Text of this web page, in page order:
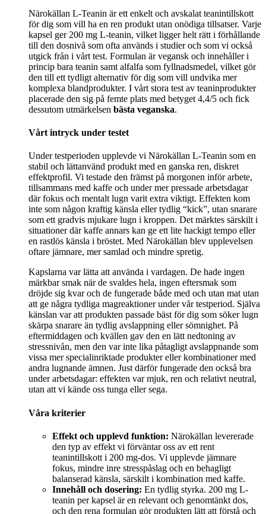
Närokällan L-Teanin är ett enkelt och avskalat teanintillskott
för dig som vill ha en ren produkt utan onödiga tillsatser. Varje
kapsel ger 200 mg L-teanin, vilket ligger helt rätt i förhållande
till den dosnivå som ofta används i studier och som vi också
utgick från i vårt test. Formulan är vegansk och innehåller i
princip bara teanin samt alfalfa som fyllnadsmedel, vilket gör
den till ett tydligt alternativ för dig som vill undvika mer
komplexa blandprodukter. I vårt stora test av teaninprodukter
placerade den sig på femte plats med betyget 4,4/5 och fick
dessutom utmärkelsen bästa veganska.
Vårt intryck under testet
Under testperioden upplevde vi Närokällan L-Teanin som en
stabil och lättanvänd produkt med en ganska ren, diskret
effektprofil. Vi testade den främst på morgonen inför arbete,
tillsammans med kaffe och under mer pressade arbetsdagar
där fokus och mentalt lugn varit extra viktigt. Effekten kom
inte som någon kraftig känsla eller tydlig “kick”, utan snarare
som ett gradvis mjukare lugn i kroppen. Det märktes särskilt i
situationer där kaffe annars kan ge ett lite hackigt tempo eller
en rastlös känsla i bröstet. Med Närokällan blev upplevelsen
oftare jämnare, mer samlad och mindre spretig.
Kapslarna var lätta att använda i vardagen. De hade ingen
märkbar smak när de svaldes hela, ingen eftersmak som
dröjde sig kvar och de fungerade både med och utan mat utan
att ge några tydliga magreaktioner under vår testperiod. Själva
känslan var att produkten passade bäst för dig som söker lugn
skärpa snarare än tydlig avslappning eller sömnighet. På
eftermiddagen och kvällen gav den en lätt nedtoning av
stressnivån, men den var inte lika påtagligt avslappnande som
vissa mer specialinriktade produkter eller kombinationer med
andra lugnande ämnen. Just därför fungerade den också bra
under arbetsdagar: effekten var mjuk, ren och relativt neutral,
utan att vi kände oss tunga eller sega.
Våra kriterier
Effekt och upplevd funktion: Närokällan levererade
den typ av effekt vi förväntar oss av ett rent
teanintillskott i 200 mg-dos. Vi upplevde jämnare
fokus, mindre inre stresspåslag och en behagligt
balanserad känsla, särskilt i kombination med kaffe.
Innehåll och dosering: En tydlig styrka. 200 mg L-
teanin per kapsel är en relevant och genomtänkt dos,
och den rena formulan gör produkten lätt att förstå och